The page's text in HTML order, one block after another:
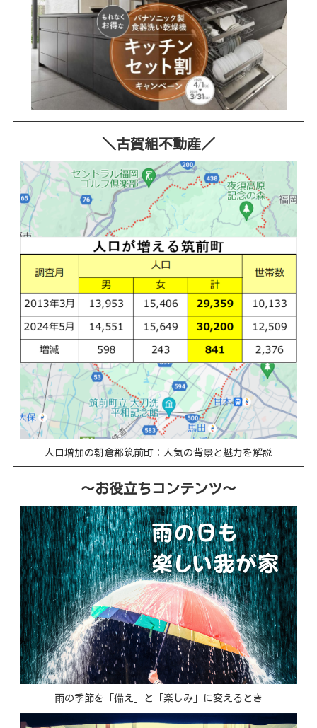
＼古賀組不動産／
人口増加の朝倉郡筑前町：人気の背景と魅力を解説
～お役立ちコンテンツ～
雨の季節を「備え」と「楽しみ」に変えるとき